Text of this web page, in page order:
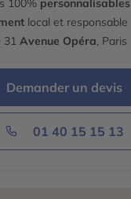
100% personnalisables
local et responsable
31 Avenue Opéra, Paris
Demander un devis
01 40 15 15 13